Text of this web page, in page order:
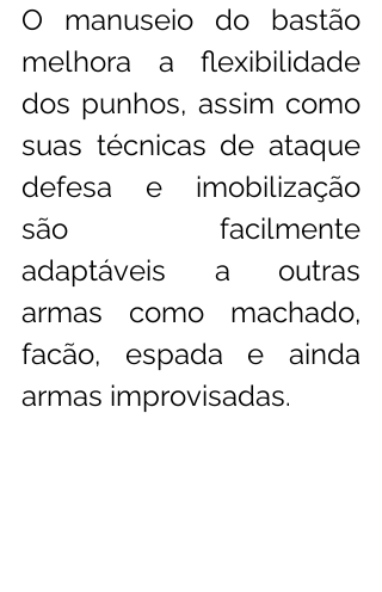
O manuseio do bastão
melhora a flexibilidade
dos punhos, assim como
suas técnicas de ataque
defesa e imobilização
são facilmente
adaptáveis a outras
armas como machado,
facão, espada e ainda
armas improvisadas.